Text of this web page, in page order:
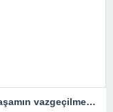
Geri dönüşüm kutusu neden günlük yaşamın vazgeçilmezidir?